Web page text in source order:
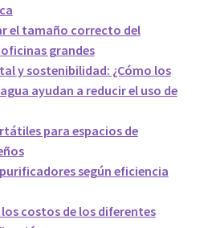
el tamaño correcto del
grandes
y sostenibilidad: ¿Cómo los
ayudan a reducir el uso de
para espacios de
según eficiencia
costos de los diferentes